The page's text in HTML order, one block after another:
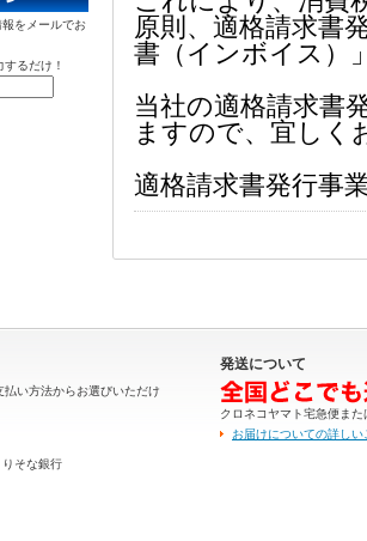
をメールでお
るだけ！
原則、適格請求書
書（インボイス）
当社の適格請求書
ますので、宜しく
適格請求書発行事
い方法からお選びいただけ
そな銀行
発送について
クロネコヤマト宅急便ま
お届けについての詳し